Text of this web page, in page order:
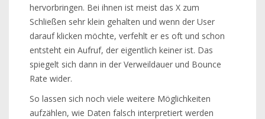
hervorbringen. Bei ihnen ist meist das X zum
Schließen sehr klein gehalten und wenn der User
darauf klicken möchte, verfehlt er es oft und schon
entsteht ein Aufruf, der eigentlich keiner ist. Das
spiegelt sich dann in der Verweildauer und Bounce
Rate wider.
So lassen sich noch viele weitere Möglichkeiten
aufzählen, wie Daten falsch interpretiert werden